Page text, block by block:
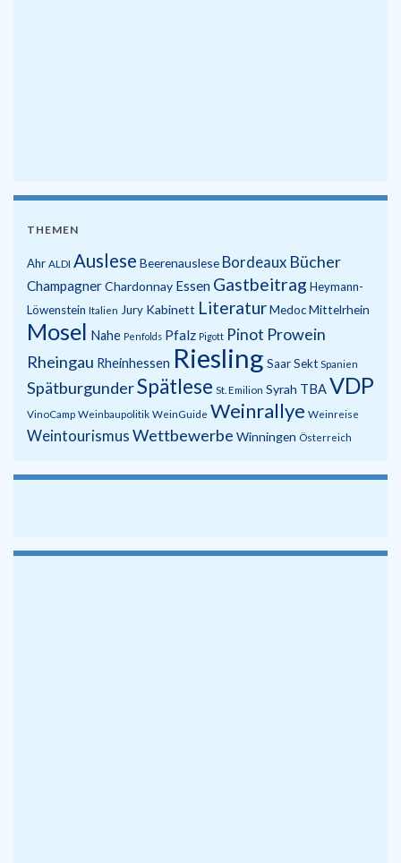
THEMEN
Ahr ALDI Auslese Beerenauslese Bordeaux Bücher
ChampagnerChardonnay Essen Gastbeitrag Heymann-
Löwenstein Italien Jury Kabinett LiteraturMedocMittelrhein
Mosel Nahe Penfolds Pfalz Pigott Pinot Prowein
Rheingau Rheinhessen Riesling SaarSekt Spanien
SpätburgunderSpätlese St. Emilion Syrah TBAVDP
VinoCamp Weinbaupolitik WeinGuide Weinrallye Weinreise
Weintourismus Wettbewerbe Winningen Österreich